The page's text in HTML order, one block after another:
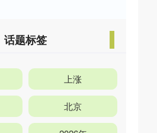
话题标签
上涨
北京